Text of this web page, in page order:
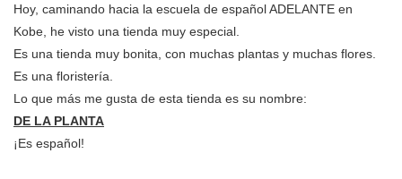
Hoy, caminando hacia la escuela de español ADELANTE en
Kobe, he visto una tienda muy especial.
Es una tienda muy bonita, con muchas plantas y muchas flores.
Es una floristería.
Lo que más me gusta de esta tienda es su nombre:
DE LA PLANTA
¡Es español!